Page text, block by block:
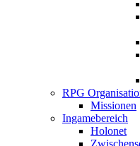
RPG
Missionen
Ingamebereich
Holonet